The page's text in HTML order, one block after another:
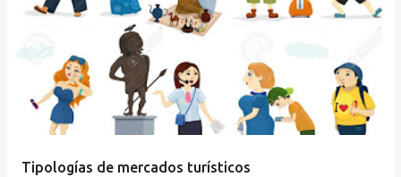
Tipologías de mercados turísticos